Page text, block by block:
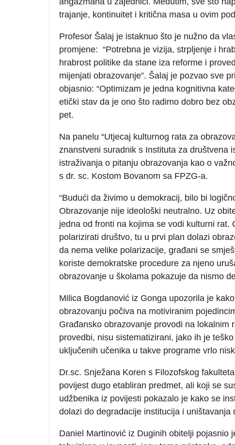
trajanje, kontinuitet i kritična masa u ovim
Profesor Šalaj je istaknuo što je nužno da
promjene: “Potrebna je vizija, strpljenje i
hrabrost politike da stane iza reforme i
mijenjati obrazovanje”. Šalaj je pozvao sve
objasnio: “Optimizam je jedna kognitivna
etički stav da je ono što radimo dobro bez
pet.
Na panelu “Utjecaj kulturnog rata za
znanstveni suradnik s Instituta za društvena
istraživanja o pitanju obrazovanja kao o
s dr. sc. Kostom Bovanom sa FPZG-a.
“Budući da živimo u demokracij, bilo bi
Obrazovanje nije ideološki neutralno. Uz
jedna od fronti na kojima se vodi kulturni
polarizirati društvo, tu u prvi plan dolazi
da nema velike polarizacije, građani se
koriste demokratske procedure za njeno
obrazovanje u školama pokazuje da nismo
Milica Bogdanović iz Gonga upozorila je
obrazovanju počiva na motiviranim
Građansko obrazovanje provodi na
provedbi, nisu sistematizirani, jako ih je
uključenih učenika u takve programe vrlo
Dr.sc. Snježana Koren s Filozofskog
povijest dugo etabliran predmet, ali koji se
udžbenika iz povijesti pokazalo je kako se
dolazi do degradacije institucija i uništavanja
Daniel Martinović iz Duginih obitelji pojasnio